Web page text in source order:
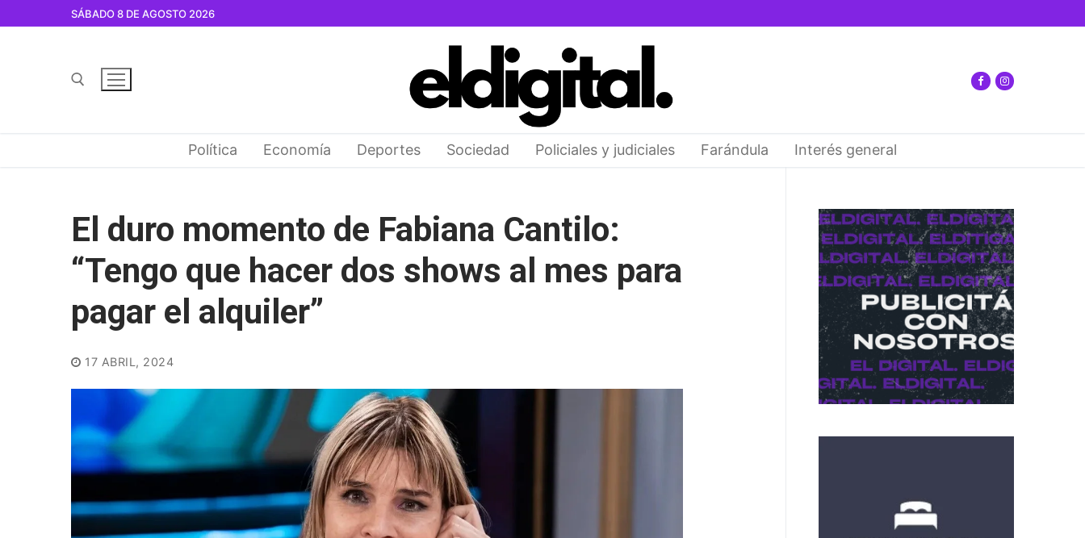
SÁBADO 8 DE AGOSTO 2026
Política Economía Deportes Sociedad Policiales y judiciales Farándula Interés general
El duro momento de Fabiana Cantilo:
“Tengo que hacer dos shows al mes para
pagar el alquiler”
17 ABRIL, 2024